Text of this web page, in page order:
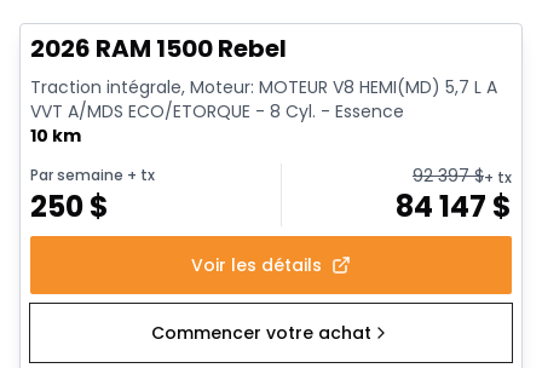
2026 RAM 1500 Rebel
Traction intégrale, Moteur: MOTEUR V8 HEMI(MD) 5,7 L A
VVT A/MDS ECO/ETORQUE - 8 Cyl. - Essence
10 km
Par semaine + tx
250$
92 397$+ tx
84 147 $
Voir les détails
Commencer votre achat